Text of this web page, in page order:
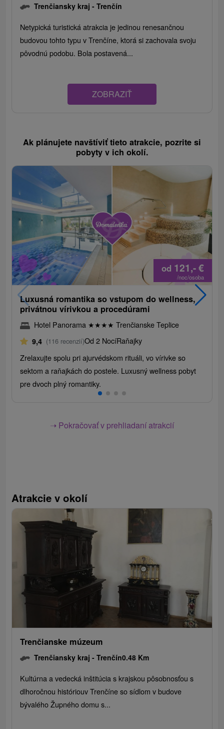
Trenčiansky kraj -Trenčín
Netypická turistická atrakcia je jedinou renesančnou
budovou tohto typu v Trenčíne, ktorá si zachovala svoju
pôvodnú podobu. Bola postavená...
ZOBRAZIŤ
Ak plánujete navštíviť tieto atrakcie, pozrite si
pobyty v ich okolí.
od 121,-€
/noc/osoba
Luxusná romantika so vstupom do wellness,
privátnou vírivkou a procedúrami
Hotel Panorama ★★★★ Trenčianske Teplice
9,4 (116 recenzií)Od 2 NocíRaňajky
Zrelaxujte spolu pri ajurvédskom rituáli, vo vírivke so
sektom a raňajkách do postele. Luxusný wellness pobyt
pre dvoch plný romantiky.
➝ Pokračovať v prehliadaní atrakcií
Atrakcie v okolí
Trenčianske múzeum
Trenčiansky kraj -Trenčín0.48 Km
Kultúrna a vedecká inštitúcia s krajskou pôsobnosťou s
dlhoročnou históriouv Trenčíne so sídlom v budove
bývalého Župného domu s...